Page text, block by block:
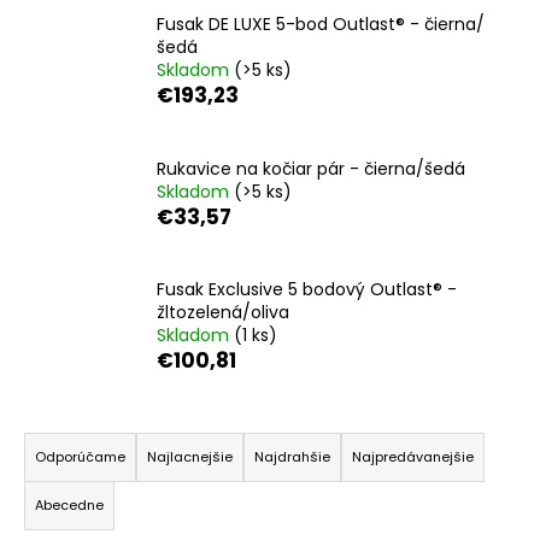
Fusak DE LUXE 5-bod Outlast® - čierna/
šedá
Skladom (>5 ks)
€193,23
Rukavice na kočiar pár - čierna/šedá
Skladom (>5 ks)
€33,57
Fusak Exclusive 5 bodový Outlast® -
žltozelená/oliva
Skladom (1 ks)
€100,81
R
a
d
e
Odporúčame Najlacnejšie Najdrahšie Najpredávanejšie
Abecedne
HĽADAŤ
p
o
r
ú